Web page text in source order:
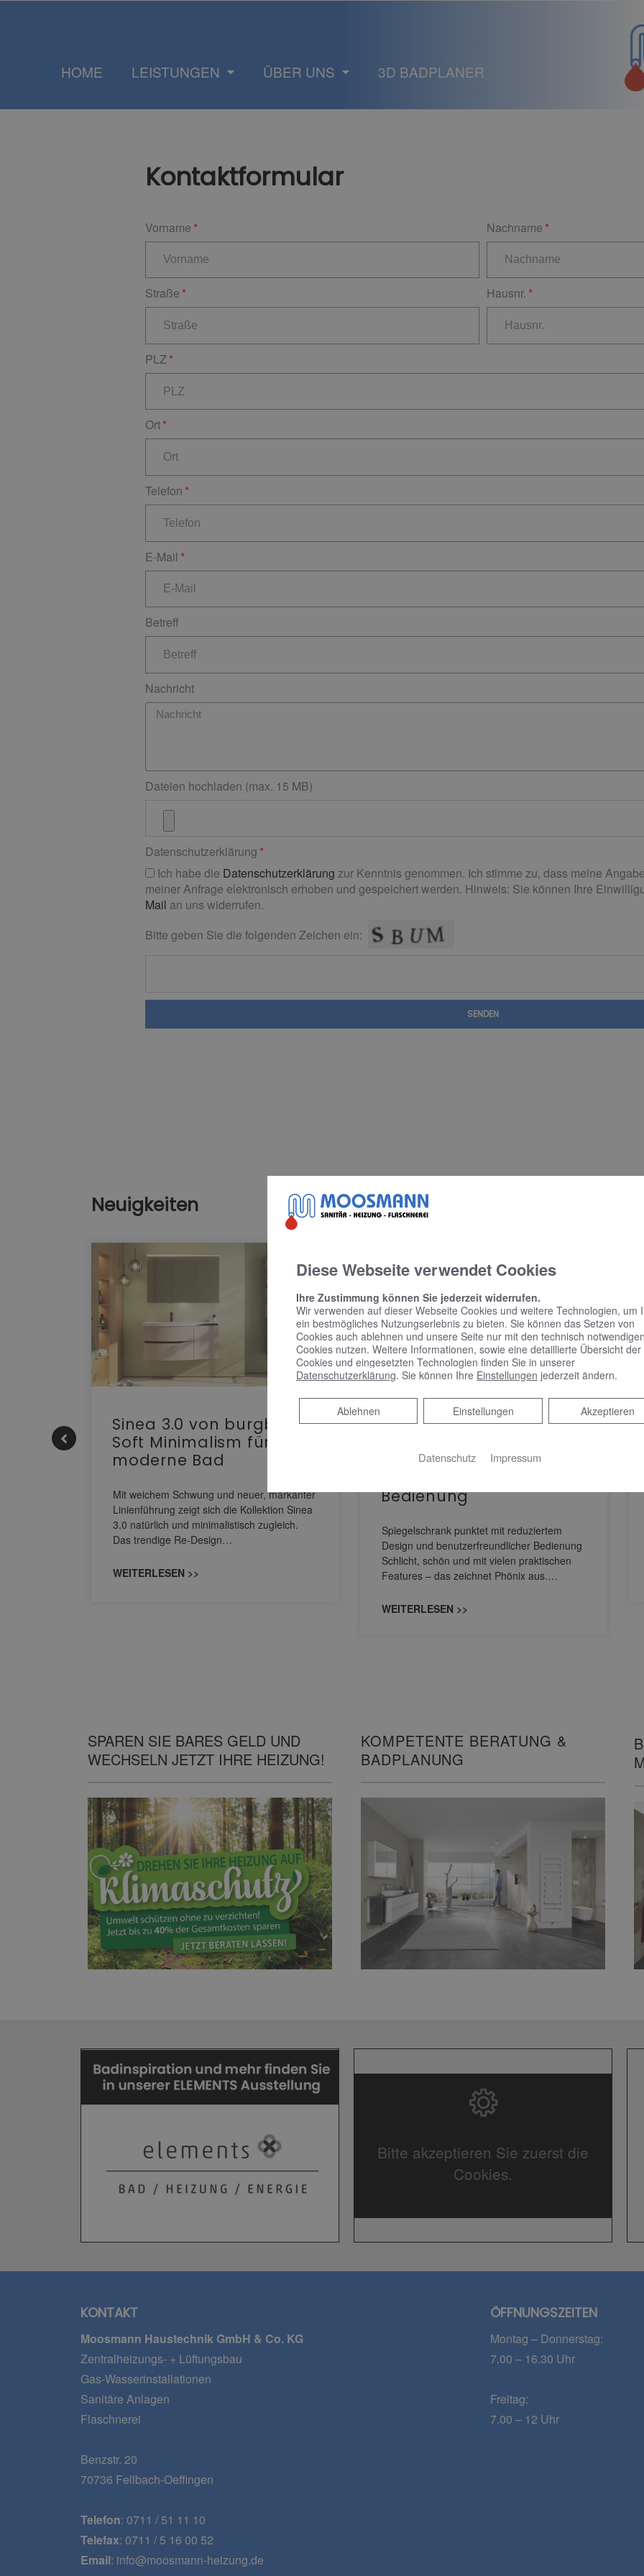
HOME LEISTUNGEN ÜBER UNS 3D BADPLANER
Kontaktformular
Vorname Nachname
Straße Hausnr.
PLZ
Ort
Telefon
E-Mail
Betreff
Nachricht
Dateien hochladen (max. 15 MB)
Datenschutzerklärung
Ich habe die Datenschutzerklärung zur Kenntnis genommen. Ich stimme zu, dass meine
meiner Anfrage elektronisch erhoben und gespeichert werden. Hinweis: Sie können Ihre
Mail an uns widerrufen.
Bitte geben Sie die folgenden Zeichen ein:
SENDEN
Neuigkeiten
Sinea 3.0 von burgbad:
Soft Minimalism für das
moderne Bad
Mit weichem Schwung und neuer, markanter
Linienführung zeigt sich die Kollektion Sinea
3.0 natürlich und minimalistisch zugleich.
Das trendige Re-Design…
WEITERLESEN >>
KEUCO PHÖNIX –
mit reduziertem Design
Bedienung
Spiegelschrank punktet mit reduziertem
Design und benutzerfreundlicher Bedienung
Schlicht, schön und mit vielen praktischen
Features – das zeichnet Phönix aus.…
WEITERLESEN >>
SPAREN SIE BARES GELD UND
WECHSELN JETZT IHRE HEIZUNG!
KOMPETENTE BERATUNG &
BADPLANUNG
Bitte akzeptieren Sie zuerst die
Cookies.
KONTAKT
Moosmann Haustechnik GmbH & Co. KG
Zentralheizungs- + Lüftungsbau
Gas-Wasserinstallationen
Sanitäre Anlagen
Flaschnerei
Benzstr. 20
70736 Fellbach-Oeffingen
Telefon: 0711 / 51 11 10
Telefax: 0711 / 5 16 00 52
Email: info@moosmann-heizung.de
ÖFFNUNGSZEITEN
Montag – Donnerstag:
7.00 – 16.30 Uhr
Freitag:
7.00 – 12 Uhr
Diese Webseite verwendet Cookies
Ihre Zustimmung können Sie jederzeit widerrufen.
Wir verwenden auf dieser Webseite Cookies und weitere Technologien, um
ein bestmögliches Nutzungserlebnis zu bieten. Sie können das Setzen von
Cookies auch ablehnen und unsere Seite nur mit den technisch notwendigen
Cookies nutzen. Weitere Informationen, sowie eine detaillierte Übersicht der
Cookies und eingesetzten Technologien finden Sie in unserer
Datenschutzerklärung. Sie können Ihre Einstellungen jederzeit ändern.
Akzeptieren
Einstellungen
Ablehnen
Ablehnen
Datenschutz Impressum